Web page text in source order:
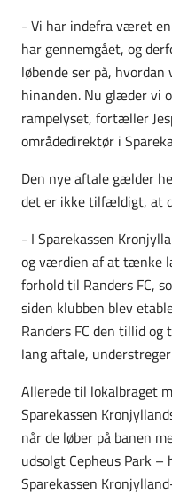
- Vi har indefra været en
har gennemgået, og
løbende ser på,
hinanden. Nu glæder vi
rampelyset, fortæller
områdedirektør i
Den nye aftale gælder
det er ikke tilfældigt, at
- I Sparekassen
og værdien af at tænke
forhold til Randers FC,
siden klubben blev
Randers FC den tillid
lang aftale,
Allerede til lokalbraget
Sparekassen
når de løber på banen
udsolgt Cepheus Park
Sparekassen